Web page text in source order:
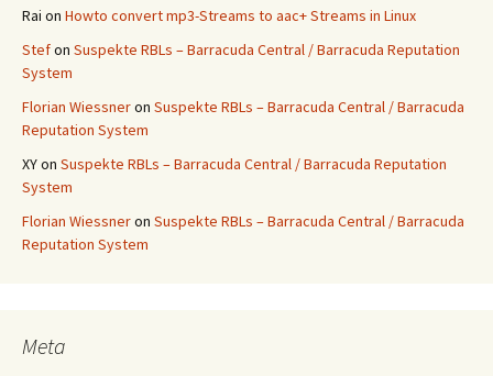
Rai on Howto convert mp3-Streams to aac+ Streams in Linux
Stefon Suspekte RBLs – Barracuda Central / Barracuda Reputation
System
Florian Wiessneron Suspekte RBLs – Barracuda Central / Barracuda
Reputation System
XYon Suspekte RBLs – Barracuda Central / Barracuda Reputation
System
Florian Wiessneron Suspekte RBLs – Barracuda Central / Barracuda
Reputation System
Meta